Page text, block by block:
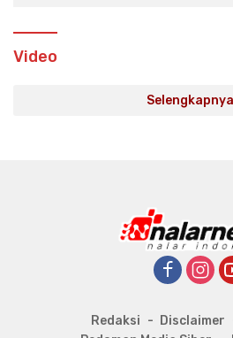
Video
Selengkapnya
Redaksi Disclaimer